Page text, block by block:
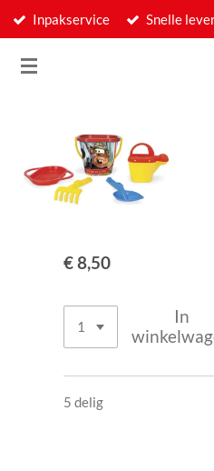
Ga
naar
Inpakservice Snelle
€ 8,50
In
5 delig